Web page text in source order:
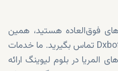
فوق‌العاده هستید، همین
الان با تیم ما در Dxboffplan.com تماس بگیرید. ما خدمات
المریا در بلوم لیوینگ ارائه